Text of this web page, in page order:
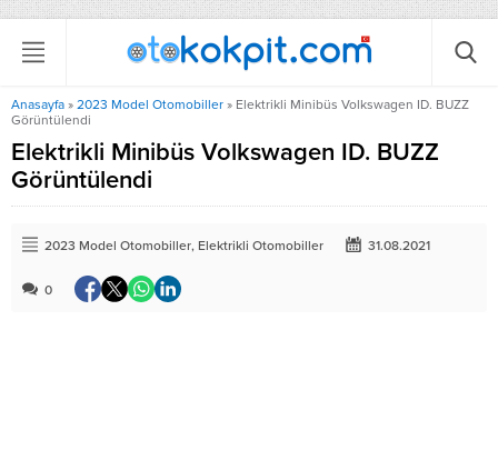
Anasayfa » 2023 Model Otomobiller » Elektrikli Minibüs Volkswagen ID. BUZZ
Görüntülendi
Elektrikli Minibüs Volkswagen ID. BUZZ
Görüntülendi
2023 Model Otomobiller, Elektrikli Otomobiller 31.08.2021
0